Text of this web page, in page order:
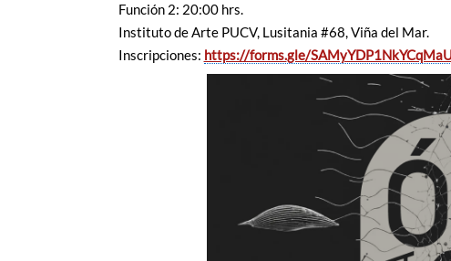
Función 2: 20:00 hrs.
Instituto de Arte PUCV, Lusitania #68, Viña del Mar.
Inscripciones: https://forms.gle/